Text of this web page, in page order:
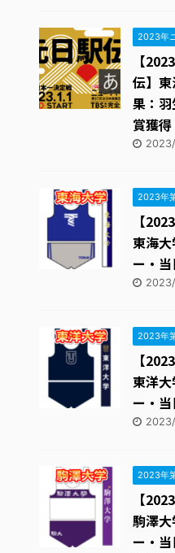
2023年
【
伝】
果：
賞獲得
2023年
【
東海
ー・
2023年
【
東洋
ー・
2023年
【
駒澤
ー・